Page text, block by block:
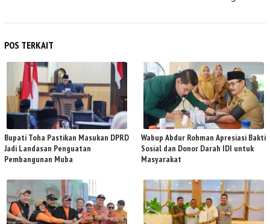
POS TERKAIT
Bupati Toha Pastikan Masukan DPRD
Jadi Landasan Penguatan
Pembangunan Muba
Wabup Abdur Rohman Apresiasi Bakti
Sosial dan Donor Darah IDI untuk
Masyarakat